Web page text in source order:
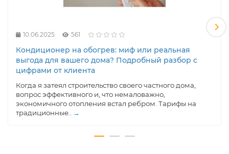
10.06.2025 561
Кондиционер на обогрев: миф или реальная
выгода для вашего дома? Подробный разбор с
цифрами от клиента
Когда я затеял строительство своего частного дома,
вопрос эффективного и, что немаловажно,
экономичного отопления встал ребром. Тарифы на
традиционные..
→